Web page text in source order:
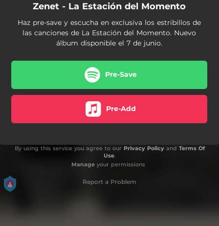
Zenet - La Estación del Momento
Haz pre-save y escucha en exclusiva los estribillos de
las canciones de La Estación del Momento. Nuevo
álbum disponible el 7 de junio.
Pre-Save
Pre-Add
By using this service you agree to our Privacy Policyand Terms Of
Use.
Manageyour permissions
Report a Problem